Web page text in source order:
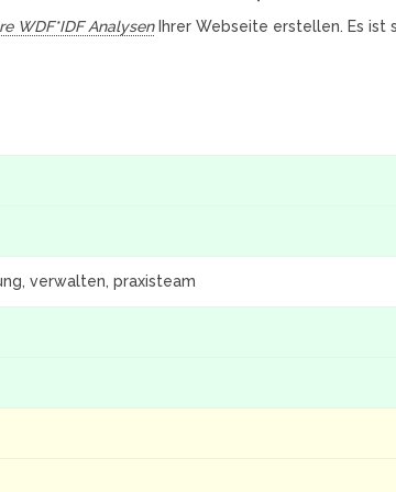
WDF*IDF AnalysenIhrer Webseite erstellen. Es ist
verwalten, praxisteam